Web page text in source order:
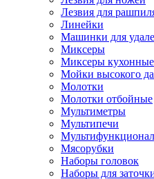
Лезвия для
Линейки
Машинки для
Миксеры
Миксеры кухонные
Мойки высокого
Молотки
Молотки отбойные
Мультиметры
Мультипечи
Мясорубки
Наборы головок
Наборы для